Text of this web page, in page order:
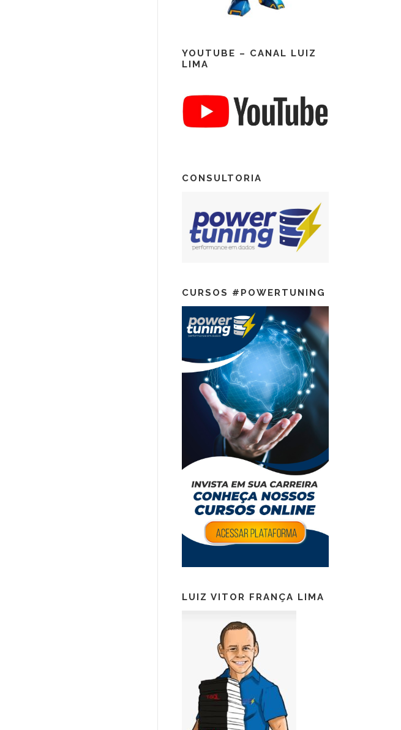
YOUTUBE – CANAL LUIZ
LIMA
CONSULTORIA
CURSOS #POWERTUNING
LUIZ VITOR FRANÇA LIMA